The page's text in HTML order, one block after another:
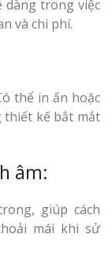
dàng trong việc
và chi phí.
thể in ấn hoặc
thiết kế bắt mắt
âm:
giúp cách
mái khi sử